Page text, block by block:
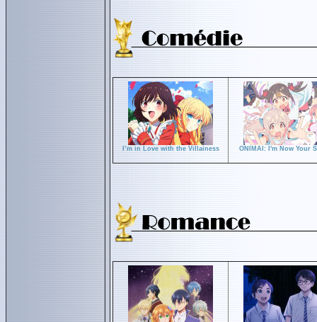
I’m in Love with the Villainess ONIMAI: I'm Now Your